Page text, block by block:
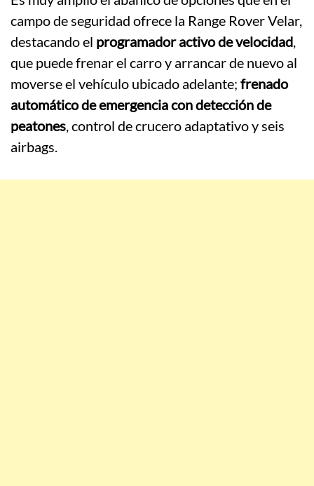
campo de seguridad ofrece la Range Rover Velar,
destacando el programador activo de velocidad,
que puede frenar el carro y arrancar de nuevo al
moverse el vehículo ubicado adelante; frenado
automático de emergencia con detección de
peatones, control de crucero adaptativo y seis
airbags.